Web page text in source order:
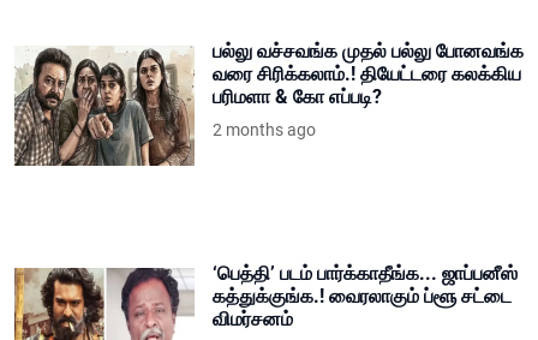
பல்லு வச்சவங்க முதல் பல்லு போனவங்க
வரை சிரிக்கலாம்.! தியேட்டரை கலக்கிய
பரிமளா & கோ எப்படி?
2 months ago
‘பெத்தி’ படம் பார்க்காதீங்க... ஜாப்பனீஸ்
கத்துக்குங்க.! வைரலாகும் ப்ளூ சட்டை
விமர்சனம்